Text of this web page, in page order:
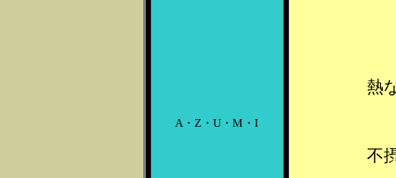
A・Z・U・M・I
熱
不